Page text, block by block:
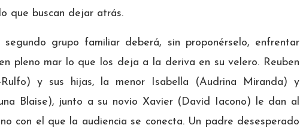
que buscan dejar atrás.
grupo familiar deberá, sin proponérselo, enfrentar
pleno mar lo que los deja a la deriva en su velero. Reuben
Rulfo) y sus hijas, la menor Isabella (Audrina Miranda) y
Blaise), junto a su novio Xavier (David Iacono) le dan al
con el que la audiencia se conecta. Un padre desesperado